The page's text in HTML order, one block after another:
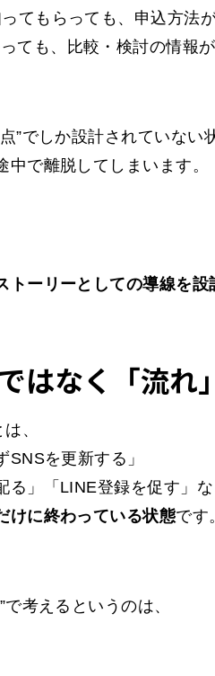
てもらっても、申込方法
ても、比較・検討の情報
”でしか設計されていない
中で離脱してしまいます。
トーリーとしての導線を設
ではなく「流れ
、
SNSを更新する」
る」「LINE登録を促す」な
けに終わっている状態です
で考えるというのは、